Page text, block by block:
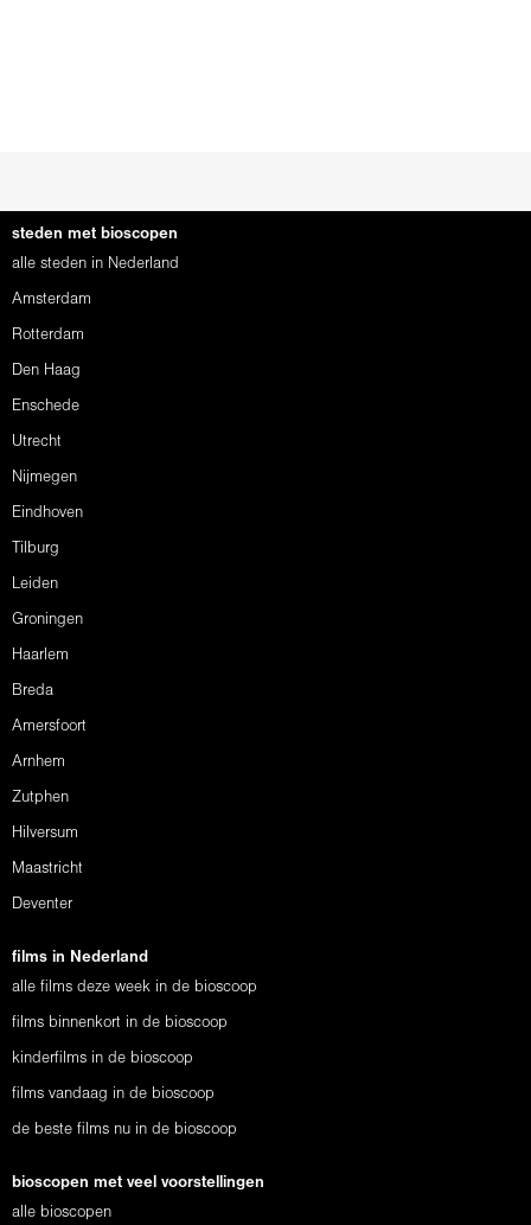
steden met bioscopen
alle steden in Nederland
Amsterdam
Rotterdam
Den Haag
Enschede
Utrecht
Nijmegen
Eindhoven
Tilburg
Leiden
Groningen
Haarlem
Breda
Amersfoort
Arnhem
Zutphen
Hilversum
Maastricht
Deventer
films in Nederland
alle films deze week in de bioscoop
films binnenkort in de bioscoop
kinderfilms in de bioscoop
films vandaag in de bioscoop
de beste films nu in de bioscoop
bioscopen met veel voorstellingen
alle bioscopen